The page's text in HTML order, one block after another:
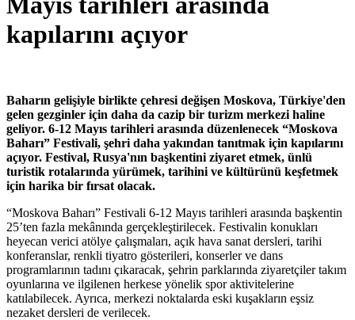
kapılarını açıyor
Baharın gelişiyle birlikte çehresi değişen Moskova, Türkiye'den
gelen gezginler için daha da cazip bir turizm merkezi haline
geliyor. 6-12 Mayıs tarihleri arasında düzenlenecek “Moskova
Baharı” Festivali, şehri daha yakından tanıtmak için kapılarını
açıyor. Festival, Rusya'nın başkentini ziyaret etmek, ünlü
turistik rotalarında yürümek, tarihini ve kültürünü keşfetmek
için harika bir fırsat olacak.
“Moskova Baharı” Festivali 6-12 Mayıs tarihleri arasında başkentin
25’ten fazla mekânında gerçekleştirilecek. Festivalin konukları
heyecan verici atölye çalışmaları, açık hava sanat dersleri, tarihi
konferanslar, renkli tiyatro gösterileri, konserler ve dans
programlarının tadını çıkaracak, şehrin parklarında ziyaretçiler takım
oyunlarına ve ilgilenen herkese yönelik spor aktivitelerine
katılabilecek. Ayrıca, merkezi noktalarda eski kuşakların eşsiz
nezaket dersleri de verilecek.